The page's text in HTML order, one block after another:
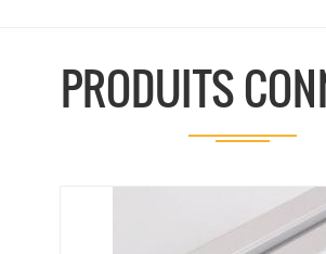
PRODUITS